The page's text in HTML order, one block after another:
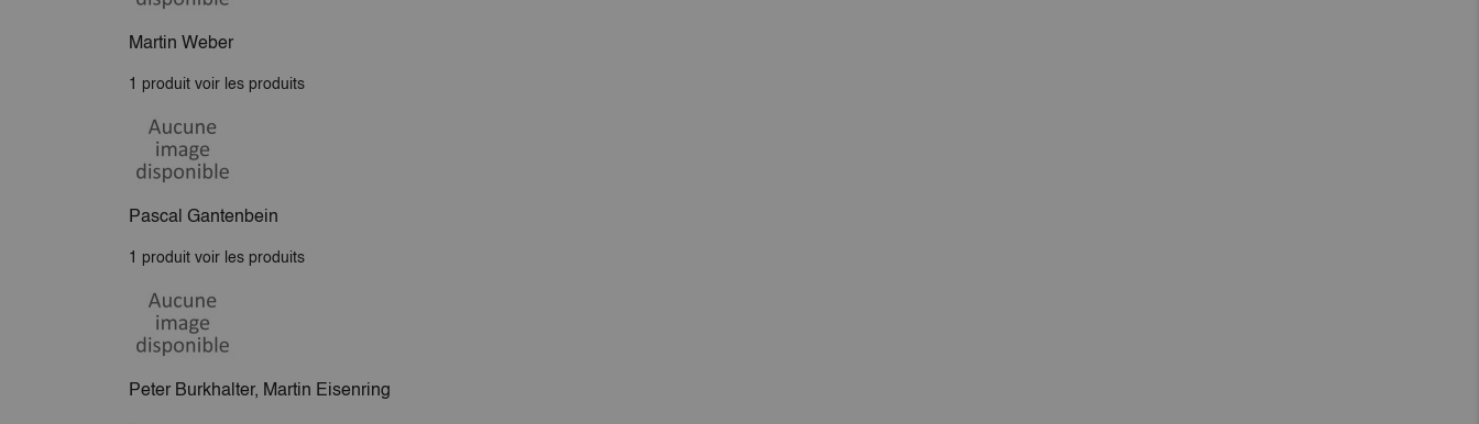
Martin Weber
1 produit voir les produits
Pascal Gantenbein
1 produit voir les produits
Peter Burkhalter, Martin Eisenring